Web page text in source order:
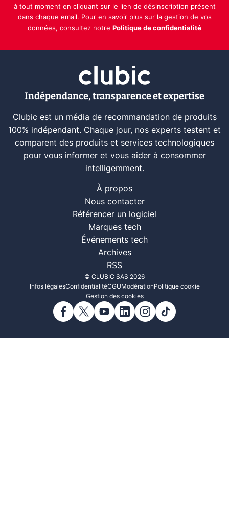
à tout moment en cliquant sur le lien de désinscription présent
dans chaque email. Pour en savoir plus sur la gestion de vos
données, consultez notre Politique de confidentialité
Indépendance, transparence et expertise
Clubic est un média de recommandation de produits
100% indépendant. Chaque jour, nos experts testent et
comparent des produits et services technologiques
pour vous informer et vous aider à consommer
intelligemment.
À propos
Nous contacter
Référencer un logiciel
Marques tech
Événements tech
Archives
RSS
© CLUBIC SAS 2026
Infos légalesConfidentialitéCGUModérationPolitique cookie
Gestion des cookies